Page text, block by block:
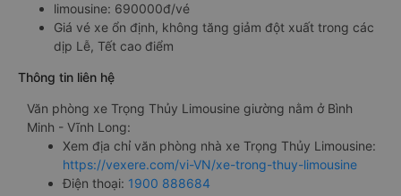
limousine: 690000đ/vé
Giá vé xe ổn định, không tăng giảm đột xuất trong các
dịp Lễ, Tết cao điểm
Thông tin liên hệ
Văn phòng xe Trọng Thủy Limousine giường nằm ở Bình
Minh - Vĩnh Long:
Xem địa chỉ văn phòng nhà xe Trọng Thủy Limousine:
https://vexere.com/vi-VN/xe-trong-thuy-limousine
Điện thoại: 1900 888684